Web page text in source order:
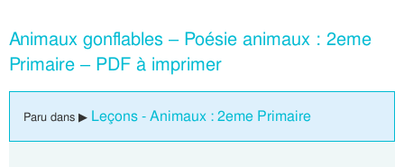
Animaux gonflables – Poésie animaux : 2eme
Primaire – PDF à imprimer
Paru dans ▶ Leçons - Animaux : 2eme Primaire